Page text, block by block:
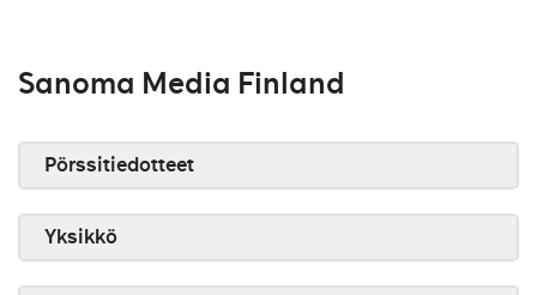
Sanoma Media Finland
Pörssitiedotteet
Yksikkö